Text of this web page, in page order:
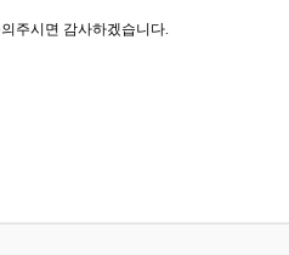
주시면 감사하겠습니다.